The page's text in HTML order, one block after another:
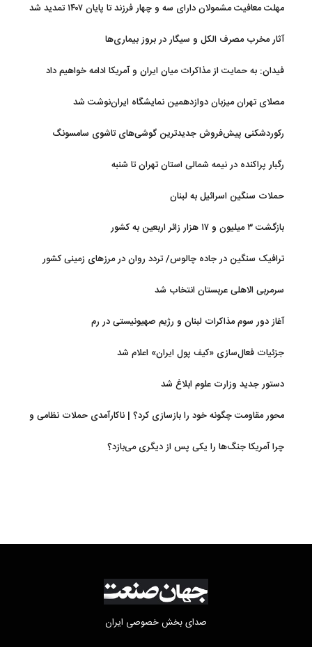
مهلت معافیت مشمولان دارای سه و چهار فرزند تا پایان ۱۴۰۷ تمدید شد
آثار مخرب مصرف الکل و سیگار در بروز بیماری‌ها
فیدان: به حمایت از مذاکرات میان ایران و آمریکا ادامه خواهیم داد
مصلای تهران میزبان دوازدهمین نمایشگاه ایران‌نوشت شد
رکوردشکنی پیش‌فروش جدیدترین گوشی‌های تاشوی سامسونگ
رگبار پراکنده در نیمه شمالی استان تهران تا شنبه
حملات سنگین اسرائیل به لبنان
بازگشت ۳ میلیون و ۱۷ هزار زائر اربعین به کشور
ترافیک سنگین در جاده چالوس/ تردد روان در مرزهای زمینی کشور
سرمربی الاهلی عربستان انتخاب شد
آغاز دور سوم مذاکرات لبنان و رژیم صهیونیستی در رم
جزئیات فعال‌سازی «کیف پول ایران» اعلام شد
دستور جدید وزارت علوم ابلاغ شد
محور مقاومت چگونه خود را بازسازی کرد؟ | ناکارآمدی حملات نظامی و
تحریم‌ها در فروپاشی شبکه منطقه‌ای ایران
چرا آمریکا جنگ‌ها را یکی پس از دیگری می‌بازد؟
صدای بخش خصوصی ایران